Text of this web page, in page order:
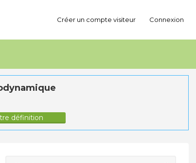
Créer un compte visiteur Connexion
définition